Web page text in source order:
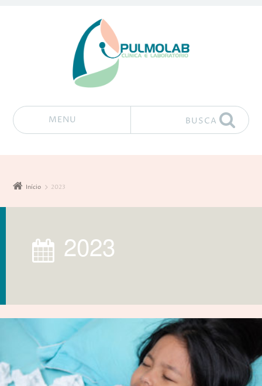
MENU BUSCA
Início 2023
2023